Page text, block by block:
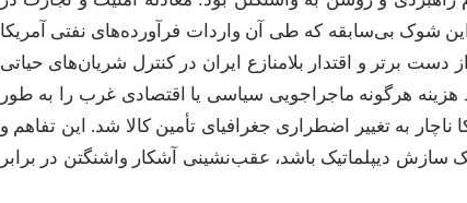
شوک بی‌سابقه که طی آن واردات فرآورده‌های نفتی آمریکا
بازتابی از دست برتر و اقتدار بلامنازع ایران در کنترل شریان‌های حیاتی
هزینه هرگونه ماجراجویی سیاسی یا اقتصادی غرب را به طور
به تغییر اضطراری جغرافیای تأمین کالا شد. این تفاهم و
دیپلماتیک باشد، عقب‌نشینی آشکار واشنگتن در برابر